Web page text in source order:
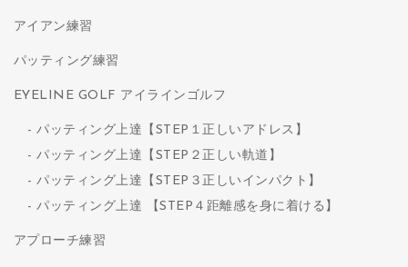
アイアン練習
パッティング練習
EYELINE GOLF アイラインゴルフ
パッティング上達【STEP１正しいアドレス】
パッティング上達【STEP２正しい軌道】
パッティング上達【STEP３正しいインパクト】
パッティング上達 【STEP４距離感を身に着ける】
アプローチ練習